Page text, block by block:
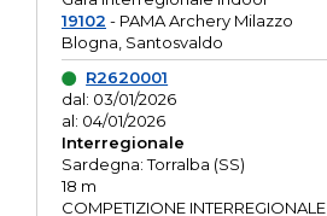
19102 - PAMA Archery Milazzo
Blogna, Santosvaldo
R2620001
dal: 03/01/2026
al: 04/01/2026
Interregionale
Sardegna: Torralba (SS)
18 m
COMPETIZIONE INTERREGIONALE